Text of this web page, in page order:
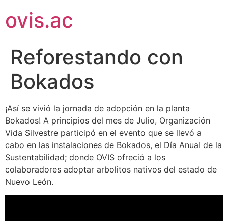
ovis.ac
Reforestando con
Bokados
¡Así se vivió la jornada de adopción en la planta
Bokados! A principios del mes de Julio, Organización
Vida Silvestre participó en el evento que se llevó a
cabo en las instalaciones de Bokados, el Día Anual de la
Sustentabilidad; donde OVIS ofreció a los
colaboradores adoptar arbolitos nativos del estado de
Nuevo León.